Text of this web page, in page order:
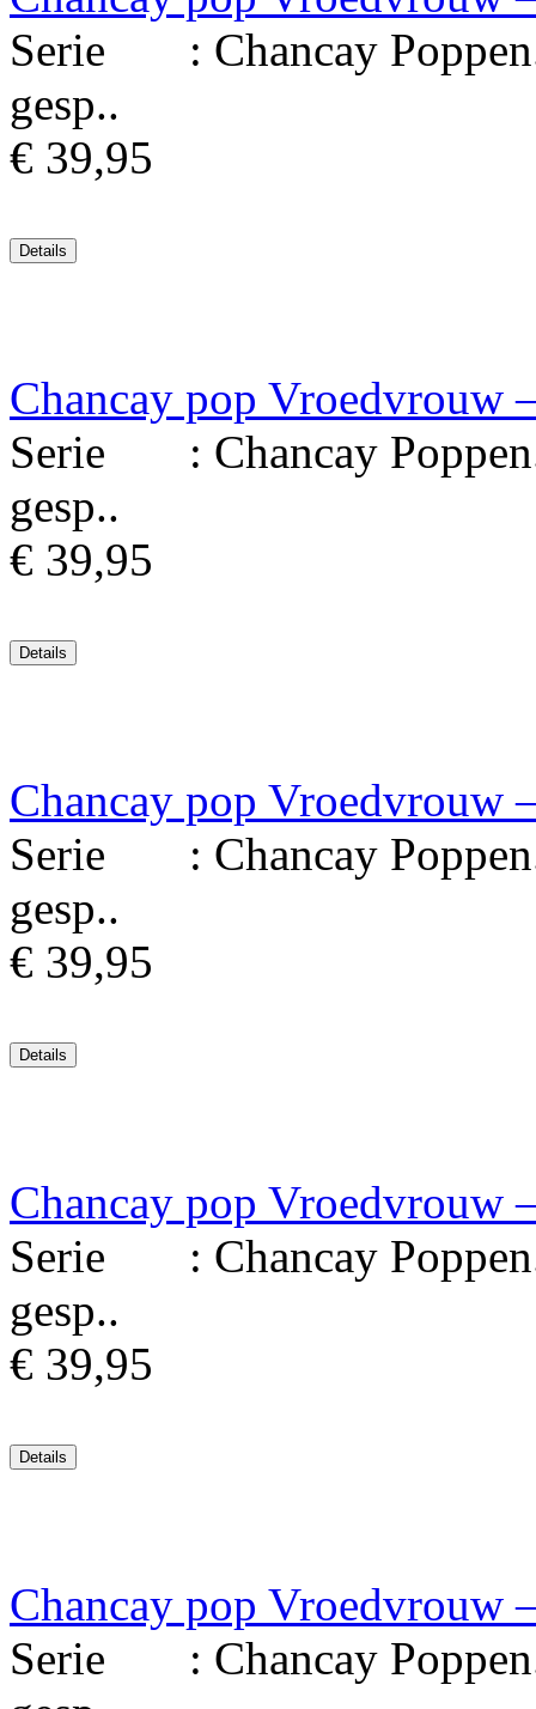
Serie : Chancay
gesp..
€ 39,95
Chancay pop Vroedvrouw
Serie : Chancay
gesp..
€ 39,95
Chancay pop Vroedvrouw
Serie : Chancay
gesp..
€ 39,95
Chancay pop Vroedvrouw
Serie : Chancay
gesp..
€ 39,95
Chancay pop Vroedvrouw
Serie : Chancay